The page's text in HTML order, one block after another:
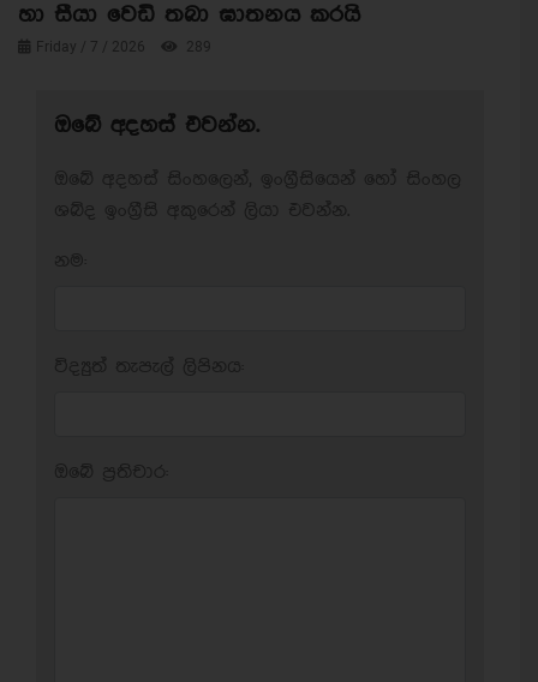
හා සීයා වෙඩි තබා ඝාතනය කරයි
Friday / 7 / 2026 289
ඔබේ අදහස් එවන්න.